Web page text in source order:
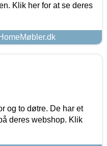
Klik her for at se deres
og to døtre. De har et
deres webshop. Klik